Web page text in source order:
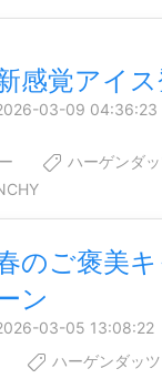
感覚アイ
03-09 04:36:23
ハーゲンダ
のご褒美
ン
03-05 13:08:22
ハーゲンダッツ